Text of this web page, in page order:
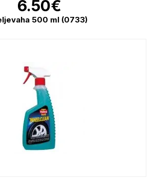
6.50€
500 ml (0733)